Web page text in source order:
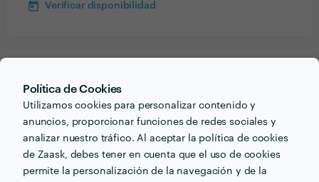
Política de Cookies
Utilizamos cookies para personalizar contenido y
anuncios, proporcionar funciones de redes sociales y
analizar nuestro tráfico. Al aceptar la política de cookies
de Zaask, debes tener en cuenta que el uso de cookies
permite la personalización de la navegación y de la
Verificar disponibilidad
Casa Fiesta